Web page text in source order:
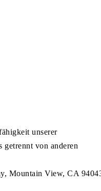
unserer
getrennt von anderen
Mountain View, CA